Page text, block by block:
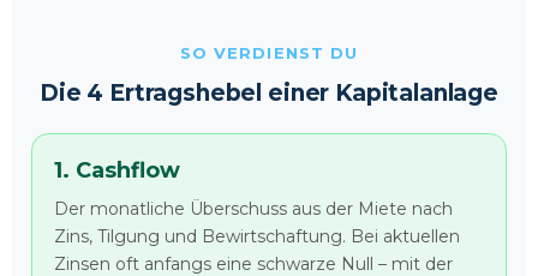
SO VERDIENST DU
Die 4 Ertragshebel einer Kapitalanlage
1. Cashflow
Der monatliche Überschuss aus der Miete nach
Zins, Tilgung und Bewirtschaftung. Bei aktuellen
Zinsen oft anfangs eine schwarze Null – mit der